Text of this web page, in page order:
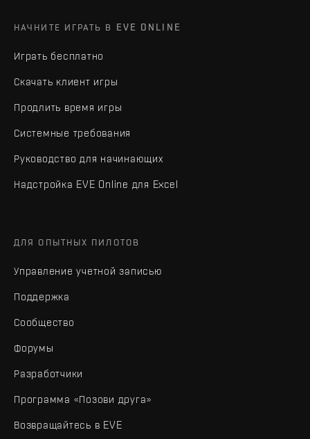
НАЧНИТЕ ИГРАТЬ В EVE ONLINE
Играть бесплатно
Скачать клиент игры
Продлить время игры
Системные требования
Руководство для начинающих
Надстройка EVE Online для Excel
ДЛЯ ОПЫТНЫХ ПИЛОТОВ
Управление учетной записью
Поддержка
Сообщество
Форумы
Разработчики
Программа «Позови друга»
Возвращайтесь в EVE